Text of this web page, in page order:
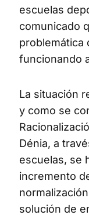
escuelas
comunicado
problemática
funcionando
La situación
y como se
Dénia, a
escuelas, se
incremento
solución de